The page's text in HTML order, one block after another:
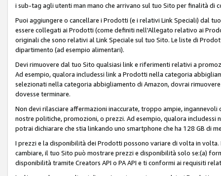
i sub-tag agli utenti man mano che arrivano sul tuo Sito per finalità
Puoi aggiungere o cancellare i Prodotti (e i relativi Link Speciali) dal
essere collegati ai Prodotti (come definiti nell'Allegato relativo ai
originali che sono relativi al Link Speciale sul tuo Sito. Le liste di
dipartimento (ad esempio alimentari).
Devi rimuovere dal tuo Sito qualsiasi link e riferimenti relativi a
Ad esempio, qualora includessi link a Prodotti nella categoria
selezionati nella categoria abbigliamento di Amazon, dovrai
dovesse terminare.
Non devi rilasciare affermazioni inaccurate, troppo ampie,
nostre politiche, promozioni, o prezzi. Ad esempio, qualora includessi
potrai dichiarare che stia linkando uno smartphone che ha 128 GB di
I prezzi e la disponibilità dei Prodotti possono variare di volta in
cambiare, il tuo Sito può mostrare prezzi e disponibilità solo se:(a)
disponibilità tramite Creators API o PA API e ti conformi ai requisiti